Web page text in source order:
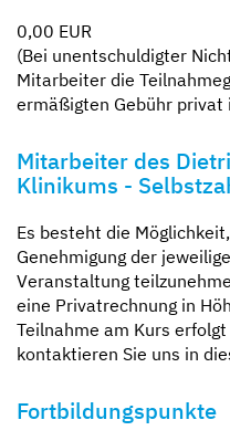
0,00 EUR
(Bei unentschuldigter
Mitarbeiter die
ermäßigten Gebühr privat
Mitarbeiter des
Klinikums -
Es besteht die
Genehmigung der
Veranstaltung
eine Privatrechnung in
Teilnahme am Kurs
kontaktieren Sie uns in
Fortbildungspunkte